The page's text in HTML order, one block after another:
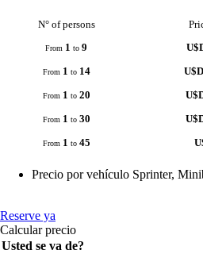
N° of persons
From 1 to 9
From 1 to 14
From 1 to 20
From 1 to 30
From 1 to 45
Precio por vehículo Sprinter,
Reserve ya
Calcular precio
Usted se va de?